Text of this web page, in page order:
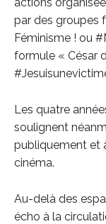
par des groupes
Féminisme ! ou
formule « César
Les quatre
soulignent
publiquement et
cinéma.
Au-delà des
écho à la